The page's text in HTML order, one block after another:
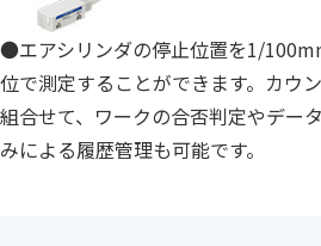
●エアシリンダの停止位置を1/
位で測定することができます。カウ
組合せて、ワークの合否判定やデー
みによる履歴管理も可能です。